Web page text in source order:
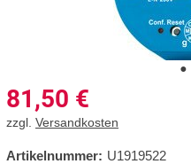
81,50 €
zzgl. Versandkosten
Artikelnummer: U1919522